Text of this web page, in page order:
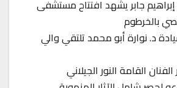
جابر يشهد افتتاح مستشفى
بالخرطوم
د. نوارة أبو محمد تلتقي والي
القامة النور الجيلاني